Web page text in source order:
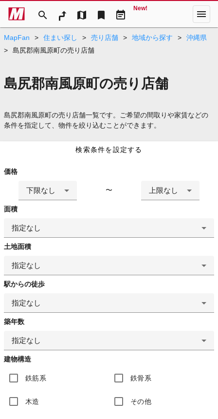
search map bookmark event_note
New! menu
MapFan > 住まい探し > 売り店舗 > 地域から探す >
沖縄県
>
島尻郡南風原町の売り店舗
島尻郡南風原町の売り店舗
島尻郡南風原町の売り店舗一覧です。ご希望の間取りや家賃などの
条件を指定して、物件を絞り込むことができます。
検索条件を設定する
価格
下限なし 〜 上限なし
面積
指定なし
土地面積
指定なし
駅からの徒歩
指定なし
築年数
指定なし
建物構造
鉄筋系 鉄骨系
木造 その他